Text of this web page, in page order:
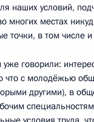
2011 года,
2011 года, 16:45
наших условий,
многих местах
точки, в том числе
говорили:
что с молодёжью
другими), в